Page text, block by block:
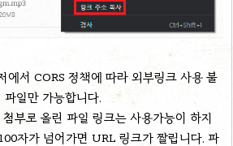
에서 CORS 정책에 따라 외부링크 사용 불
파일만 가능합니다.
부로 올린 파일 링크는 사용가능이 하지
자가 넘어가면 URL 링크가 짤립니다. 파